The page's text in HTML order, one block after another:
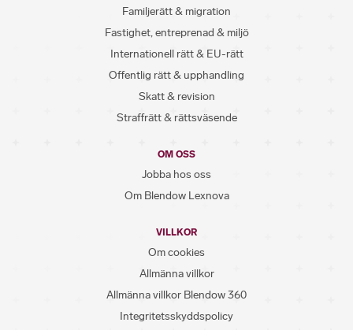
Familjerätt & migration
Fastighet, entreprenad & miljö
Internationell rätt & EU-rätt
Offentlig rätt & upphandling
Skatt & revision
Straffrätt & rättsväsende
OM OSS
Jobba hos oss
Om Blendow Lexnova
VILLKOR
Om cookies
Allmänna villkor
Allmänna villkor Blendow 360
Integritetsskyddspolicy